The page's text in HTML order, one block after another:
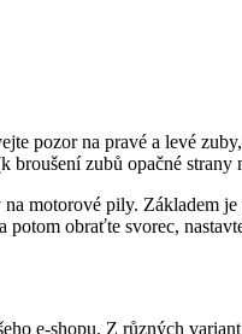
pozor na pravé a levé
zubů opačné
na motorové pily. Základem
a potom obraťte svorec,
e-shopu. Z různých